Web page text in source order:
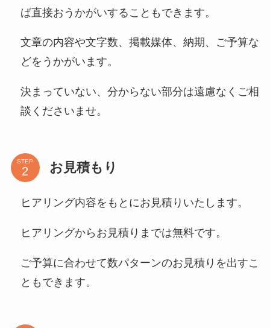
ば直接おうかがいすることもできます。
文章の内容や文字数、掲載媒体、納期、ご予算な
どをうかがいます。
​決まっていない、分からない部分は遠慮なくご相
談くださいませ。
STEP お見積もり
ヒアリング内容をもとにお見積りいたします。
ヒアリングからお見積りまでは無料です。
ご予算に合わせて数パターンのお見積りを出すこ
ともできます。